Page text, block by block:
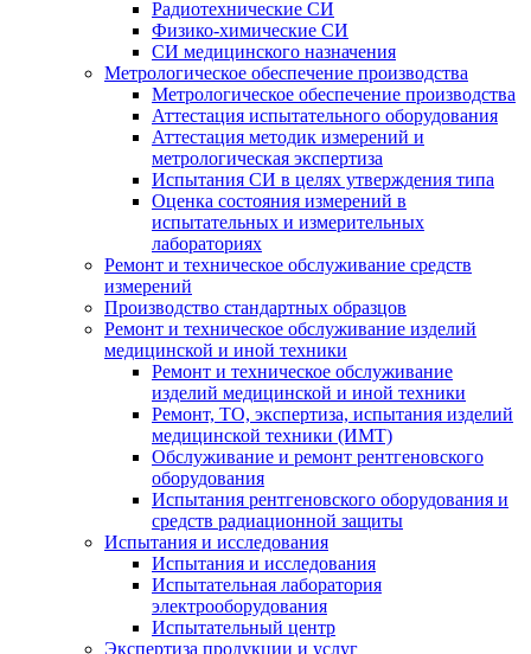
Радиотехнические СИ
Физико-химические СИ
СИ медицинского назначения
Метрологическое обеспечение производства
Метрологическое обеспечение производства
Аттестация испытательного оборудования
Аттестация методик измерений и
метрологическая экспертиза
Испытания СИ в целях утверждения типа
Оценка состояния измерений в
испытательных и измерительных
лабораториях
Ремонт и техническое обслуживание средств
измерений
Производство стандартных образцов
Ремонт и техническое обслуживание изделий
медицинской и иной техники
Ремонт и техническое обслуживание
изделий медицинской и иной техники
Ремонт, ТО, экспертиза, испытания изделий
медицинской техники (ИМТ)
Обслуживание и ремонт рентгеновского
оборудования
Испытания рентгеновского оборудования и
средств радиационной защиты
Испытания и исследования
Испытания и исследования
Испытательная лаборатория
электрооборудования
Испытательный центр
Экспертиза продукции и услуг